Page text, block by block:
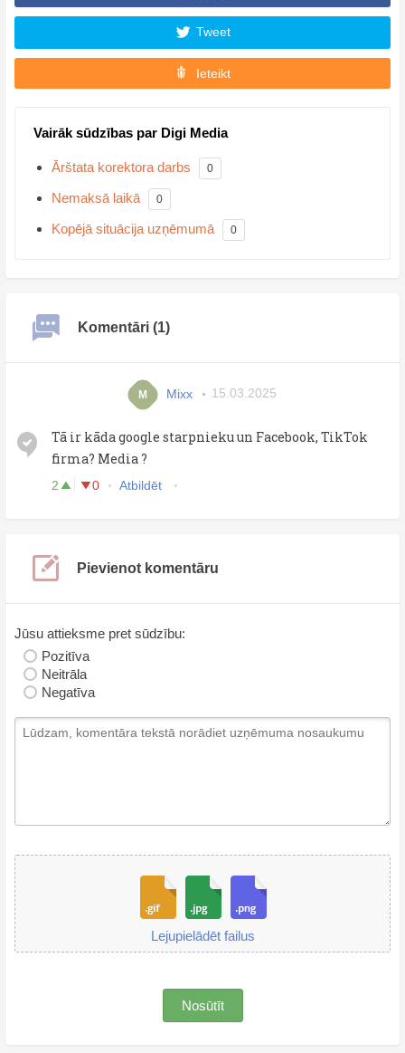
Tweet
Ieteikt
Vairāk sūdzības par Digi Media
Ārštata korektora darbs 0
Nemaksā laikā 0
Kopējā situācija uzņēmumā 0
Komentāri (1)
M Mixx 15.03.2025
Tā ir kāda google starpnieku un Facebook, TikTok
firma? Media ?
2 0 Atbildēt
Pievienot komentāru
Jūsu attieksme pret sūdzību:
Pozitīva
Neitrāla
Negatīva
Lejupielādēt failus
Nosūtīt